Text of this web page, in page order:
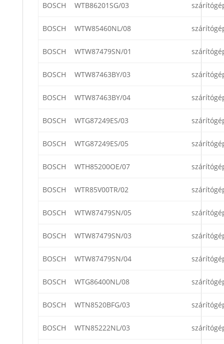
BOSCH WTB86201SG/03
BOSCH WTW85460NL/08
BOSCH WTW87479SN/01
BOSCH WTW87463BY/03
BOSCH WTW87463BY/04
BOSCH WTG87249ES/03
BOSCH WTG87249ES/05
BOSCH WTH85200OE/07
BOSCH WTR85V00TR/02
BOSCH WTW87479SN/05
BOSCH WTW87479SN/03
BOSCH WTW87479SN/04
BOSCH WTG86400NL/08
BOSCH WTN8520BFG/03
BOSCH WTN85222NL/03